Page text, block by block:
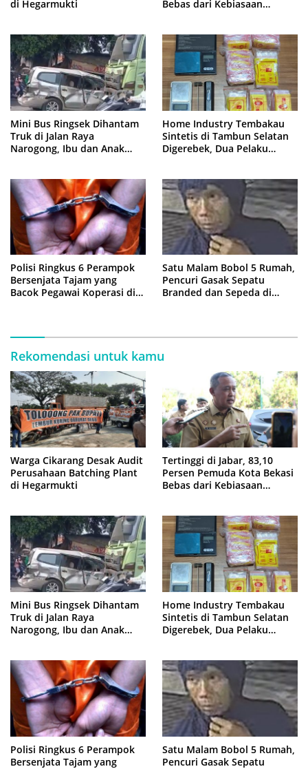
di Hegarmukti
Bebas dari Kebiasaan
Mini Bus Ringsek Dihantam
Truk di Jalan Raya
Narogong, Ibu dan Anak
Home Industry Tembakau
Sintetis di Tambun Selatan
Digerebek, Dua Pelaku
Polisi Ringkus 6 Perampok
Bersenjata Tajam yang
Bacok Pegawai Koperasi di
Satu Malam Bobol 5 Rumah,
Pencuri Gasak Sepatu
Branded dan Sepeda di
Rekomendasi untuk kamu
Warga Cikarang Desak Audit
Perusahaan Batching Plant
di Hegarmukti
Tertinggi di Jabar, 83,10
Persen Pemuda Kota Bekasi
Bebas dari Kebiasaan
Mini Bus Ringsek Dihantam
Truk di Jalan Raya
Narogong, Ibu dan Anak
Home Industry Tembakau
Sintetis di Tambun Selatan
Digerebek, Dua Pelaku
Polisi Ringkus 6 Perampok
Bersenjata Tajam yang
Satu Malam Bobol 5 Rumah,
Pencuri Gasak Sepatu